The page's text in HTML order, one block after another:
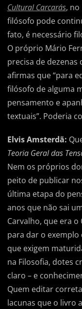
Cultural Carcarás, no
filósofo pode
fato, é necessário
O próprio Mário
precisa de dezenas
afirmas que “para
filósofo de alguma
pensamento e
textuais”. Poderia
Elvis Amsterdã:
Teoria Geral das
Nem os próprios
peito de publicar
última etapa do
anos que não sai
Carvalho, que era
para dar o exemplo
que exigem
na Filosofia, dotes
claro – e
Quem editar
lacunas que o livro